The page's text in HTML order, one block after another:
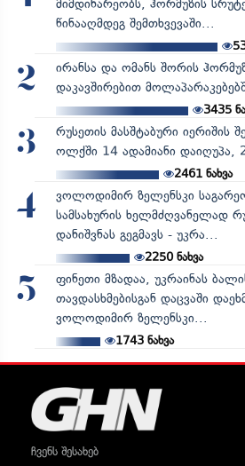
მიმდინარეობს, ჰორმუზის
წინააღმდეგ შემთხვევაში...
2
ირანსა და ომანს შორის
დაკავშირებით
3435
3
რუსეთის მასშტაბური იერიშის
ოლქში 14 ადამიანი დაიღუპა,
2461ნახვა
4
ვოლოდიმირ ზელენსკი
სამსახურის ხელმძღვანელად
დანიშვნას გეგმავს - უკრა...
2250ნახვა
5
ფინეთი მზადაა, უკრაინას
თავდასხმებისგან დაცვაში
ვოლოდიმირ ზელენსკი...
1743ნახვა
ჩვენს შესახებ